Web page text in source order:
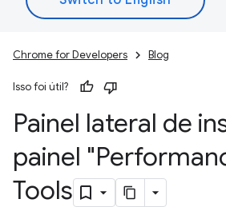
Chrome for Developers Blog
Isso foi útil?
Painel lateral de
painel
Tools